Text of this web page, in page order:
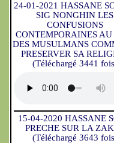
24-01-2021 HASSANE
SIG NONGHIN LES
CONFUSIONS
CONTEMPORAINES AU
DES MUSULMANS
PRESERVER SA
(Téléchargé 3441
15-04-2020 HASSANE
PRECHE SUR LA
(Téléchargé 3643